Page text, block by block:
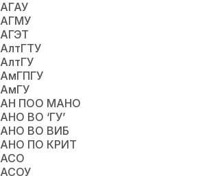
АГАУ
АГМУ
АГЭТ
АлтГТУ
АлтГУ
АмГПГУ
АмГУ
АН ПОО МАНО
АНО ВО ‘ГУ’
АНО ВО ВИБ
АНО ПО КРИТ
АСО
АСОУ